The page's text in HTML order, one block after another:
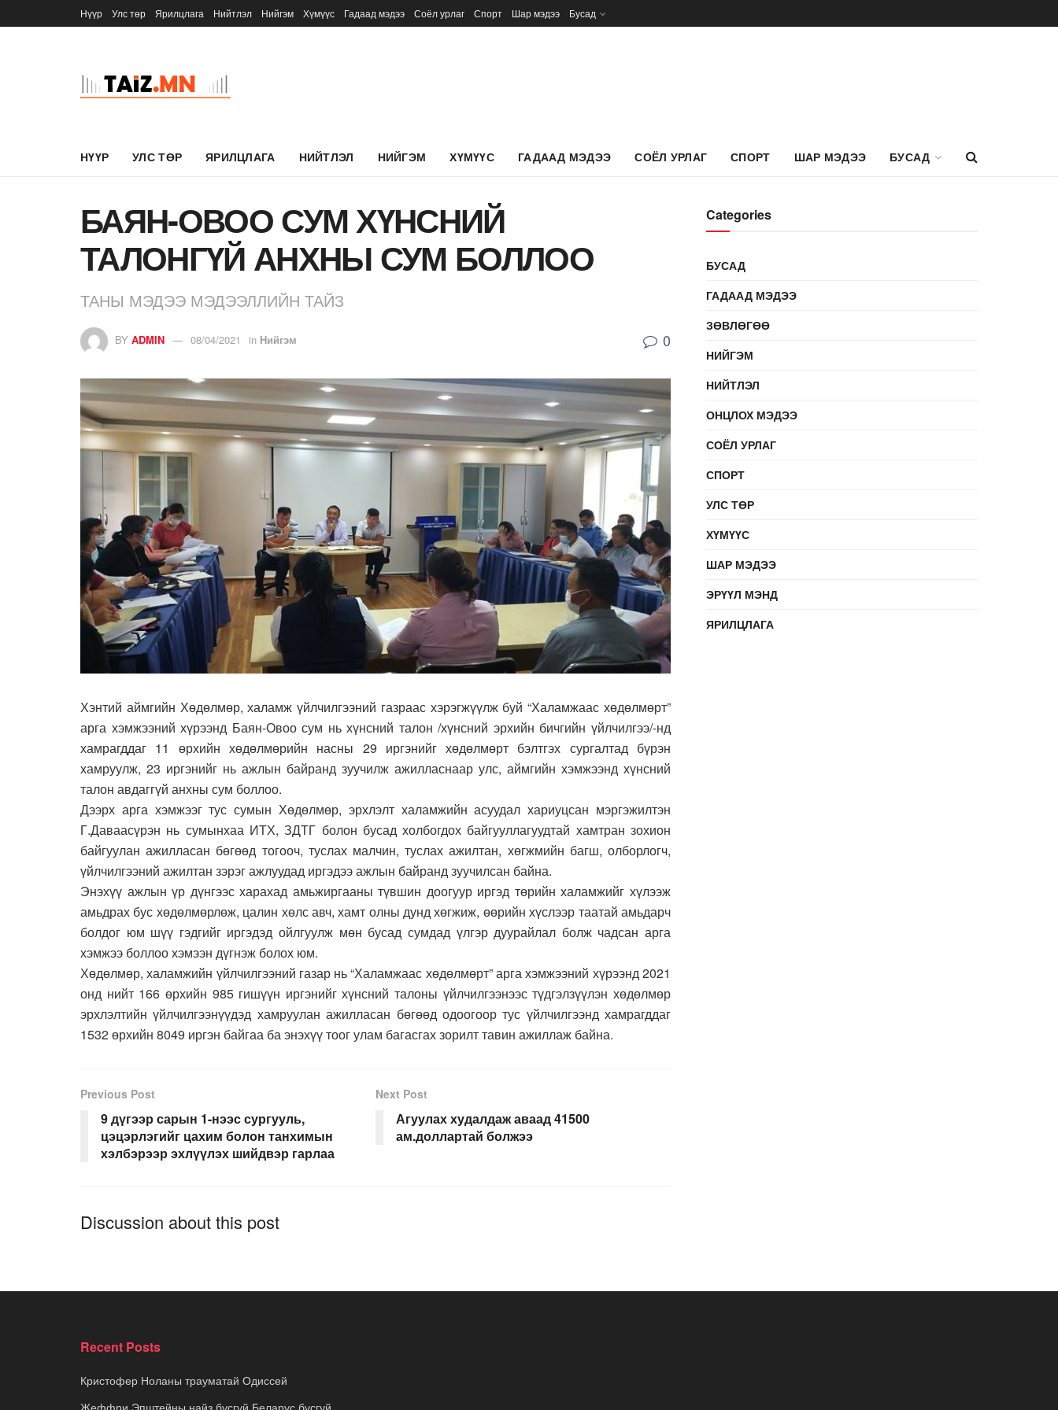
Нүүр Улс төр Ярилцлага Нийтлэл Нийгэм Хүмүүс Гадаад мэдээ Соёл урлаг Спорт Шар мэдээ Бусад
НҮҮР УЛС ТӨР ЯРИЛЦЛАГА НИЙТЛЭЛ НИЙГЭМ ХҮМҮҮС ГАДААД МЭДЭЭ СОЁЛ УРЛАГ СПОРТ ШАР МЭДЭЭ БУСАД
БАЯН-ОВОО СУМ ХҮНСНИЙ
ТАЛОНГҮЙ АНХНЫ СУМ БОЛЛОО
ТАНЫ МЭДЭЭ МЭДЭЭЛЛИЙН ТАЙЗ
BY ADMIN 08/04/2021 in Нийгэм 0
Хэнтий аймгийн Хөдөлмөр, халамж үйлчилгээний газраас хэрэгжүүлж буй “Халамжаас хөдөлмөрт”
арга хэмжээний хүрээнд Баян-Овоо сум нь хүнсний талон /хүнсний эрхийн бичгийн үйлчилгээ/-нд
хамрагддаг 11 өрхийн хөдөлмөрийн насны 29 иргэнийг хөдөлмөрт бэлтгэх сургалтад бүрэн
хамруулж, 23 иргэнийг нь ажлын байранд зуучилж ажилласнаар улс, аймгийн хэмжээнд хүнсний
талон авдаггүй анхны сум боллоо.
Дээрх арга хэмжээг тус сумын Хөдөлмөр, эрхлэлт халамжийн асуудал хариуцсан мэргэжилтэн
Г.Даваасүрэн нь сумынхаа ИТХ, ЗДТГ болон бусад холбогдох байгууллагуудтай хамтран зохион
байгуулан ажилласан бөгөөд тогооч, туслах малчин, туслах ажилтан, хөгжмийн багш, олборлогч,
үйлчилгээний ажилтан зэрэг ажлуудад иргэдээ ажлын байранд зуучилсан байна.
Энэхүү ажлын үр дүнгээс харахад амьжиргааны түвшин доогуур иргэд төрийн халамжийг хүлээж
амьдрах бус хөдөлмөрлөж, цалин хөлс авч, хамт олны дунд хөгжиж, өөрийн хүслээр таатай амьдарч
болдог юм шүү гэдгийг иргэдэд ойлгуулж мөн бусад сумдад үлгэр дуурайлал болж чадсан арга
хэмжээ боллоо хэмээн дүгнэж болох юм.
Хөдөлмөр, халамжийн үйлчилгээний газар нь “Халамжаас хөдөлмөрт” арга хэмжээний хүрээнд 2021
онд нийт 166 өрхийн 985 гишүүн иргэнийг хүнсний талоны үйлчилгээнээс түдгэлзүүлэн хөдөлмөр
эрхлэлтийн үйлчилгээнүүдэд хамруулан ажилласан бөгөөд одоогоор тус үйлчилгээнд хамрагддаг
1532 өрхийн 8049 иргэн байгаа ба энэхүү тоог улам багасгах зорилт тавин ажиллаж байна.
Previous Post
9 дүгээр сарын 1-нээс сургууль,
цэцэрлэгийг цахим болон танхимын
хэлбэрээр эхлүүлэх шийдвэр гарлаа
Next Post
Агуулах худалдаж аваад 41500
ам.доллартай болжээ
Discussion about this post
Categories
БУСАД
ГАДААД МЭДЭЭ
ЗӨВЛӨГӨӨ
НИЙГЭМ
НИЙТЛЭЛ
ОНЦЛОХ МЭДЭЭ
СОЁЛ УРЛАГ
СПОРТ
УЛС ТӨР
ХҮМҮҮС
ШАР МЭДЭЭ
ЭРҮҮЛ МЭНД
ЯРИЛЦЛАГА
Recent Posts
Кристофер Ноланы трауматай Одиссей
Жеффри Эпштейны найз бүсгүй Беларус бүсгүй